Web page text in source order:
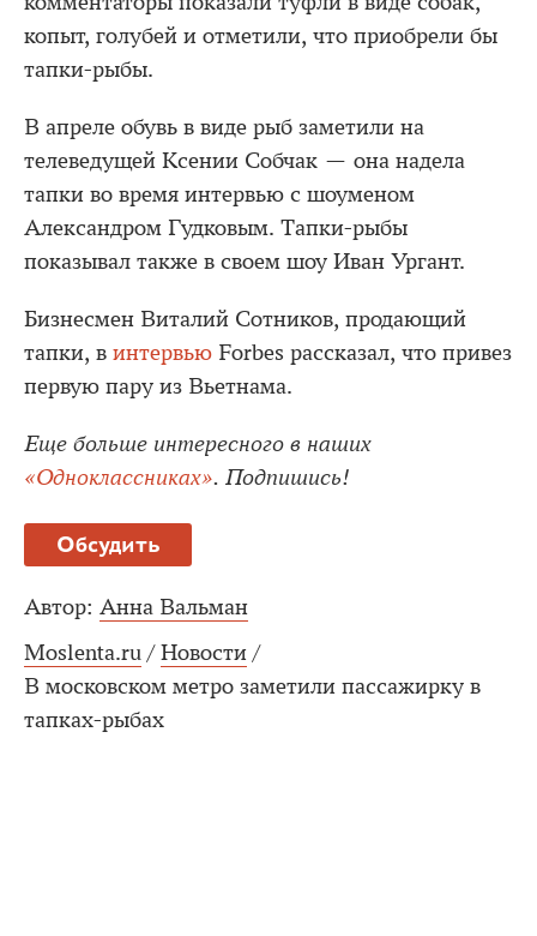
копыт, голубей и отметили, что приобрели бы
тапки-рыбы.
В апреле обувь в виде рыб заметили на
телеведущей Ксении Собчак — она надела
тапки во время интервью с шоуменом
Александром Гудковым. Тапки-рыбы
показывал также в своем шоу Иван Ургант.
Бизнесмен Виталий Сотников, продающий
тапки, в интервью Forbes рассказал, что привез
первую пару из Вьетнама.
Еще больше интересного в наших
«Одноклассниках». Подпишись!
Обсудить
Автор: Анна Вальман
Moslenta.ru / Новости /
В московском метро заметили пассажирку в
тапках-рыбах